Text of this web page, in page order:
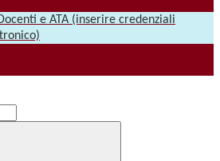
e ATA (inserire credenziali